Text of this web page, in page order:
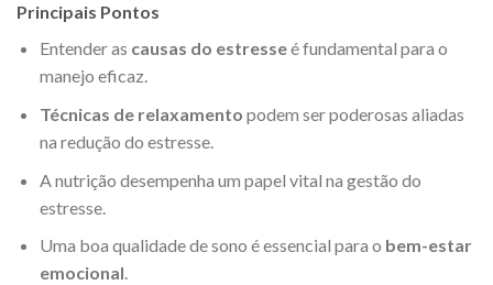
Principais Pontos
Entender as causas do estresseé fundamental para o
manejo eficaz.
Técnicas de relaxamento podem ser poderosas aliadas
na redução do estresse.
A nutrição desempenha um papel vital na gestão do
estresse.
Uma boa qualidade de sono é essencial para o bem-estar
emocional.